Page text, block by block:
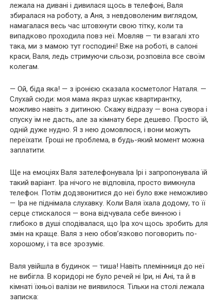
лежала на дивані і дивилася щось в телефоні, Валя
збиралася на роботу, а Аня, з невдоволеним виглядом,
намагалася весь час штовхнути свою тітку, коли та
випадково проходила повз неї. Мовляв — ти взагалі хто
така, ми з мамою тут господині! Вже на роботі, в салоні
краси, Валя, ледь стримуючи сльози, розповіла все своїм
колегам.
— Ой, біда яка! — з іронією сказала косметолог Наталя. —
Слухай сюди: моя мама якраз шукає квартирантку,
можливо навіть з дитиною. Скажу відразу — вона сувора і
спуску їм не дасть, але за кімнату бере дешево. Просто їй,
одній дуже нудно. Я з нею домовлюся, і вони можуть
переїхати. Гроші не проблема, в будь-який момент можна
заплатити.
Ще на емоціях Валя зателефонувала Ірі і запропонувала їй
такий варіант. Іра нічого не відповіла, просто вимкнула
телефон. Потім додзвонитися до неї було вже неможливо
— Іра не піднімала слухавку. Коли Валя їхала додому, то її
серце стискалося — вона відчувала себе винною і
глибоко в душі сподівалася, що Іра хоч щось зробить для
змін на краще. Валя з нею обов’язково поговорить по-
хорошому, і та все зрозуміє.
Валя увійшла в будинок — тиша! Навіть племінниця до неї
не вибігла. В коридорі не було речей ні Іри, ні Ані, та й в
кімнаті їхньої валізи не виявилося. Тільки на столі лежала
записка: